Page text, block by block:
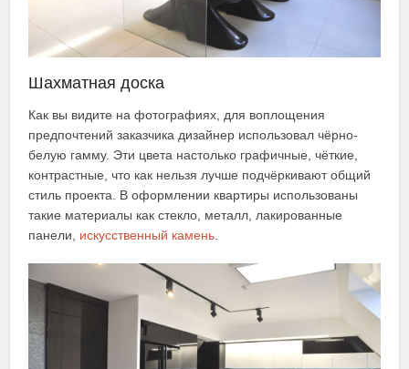
Шахматная доска
Как вы видите на фотографиях, для воплощения
предпочтений заказчика дизайнер использовал чёрно-
белую гамму. Эти цвета настолько графичные, чёткие,
контрастные, что как нельзя лучше подчёркивают общий
стиль проекта. В оформлении квартиры использованы
такие материалы как стекло, металл, лакированные
панели, искусственный камень